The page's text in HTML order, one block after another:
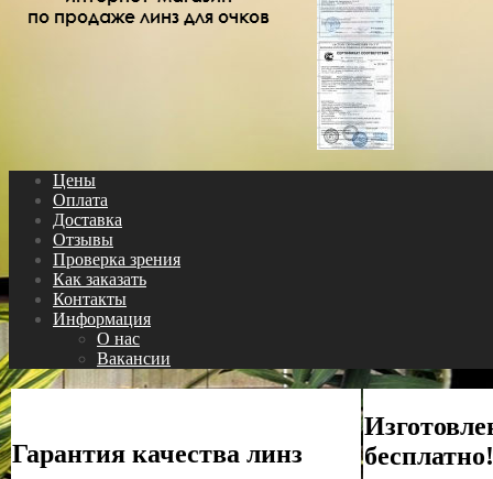
Цены
Оплата
Доставка
Отзывы
Проверка зрения
Как заказать
Контакты
Информация
О нас
Вакансии
Гарантия качества линз
бесплатно!